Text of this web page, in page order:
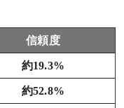
信頼度
約19.3%
約52.8%